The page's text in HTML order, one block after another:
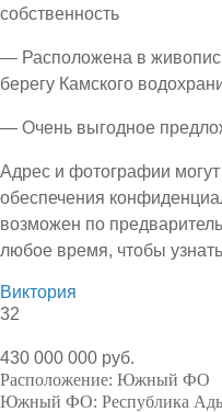
собственность
— Расположена в
берегу Камского
— Очень выгодное
Адрес и фотографии
обеспечения
возможен по
любое время, чтобы
Виктория
32
430 000 000 руб.
Расположение: Южный ФО
Южный ФО: Республика